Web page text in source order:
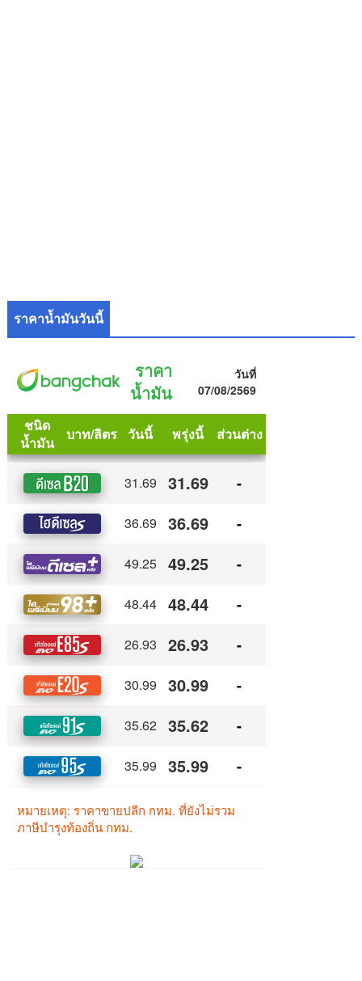
ราคาน้ำมันวันนี้